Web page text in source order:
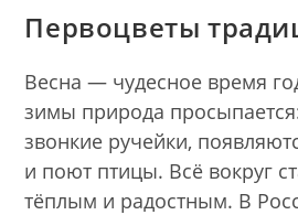
Первоцветы
Весна — чудесное время
зимы природа просыпается:
звонкие ручейки,
и поют птицы. Всё вокруг
тёплым и радостным. В